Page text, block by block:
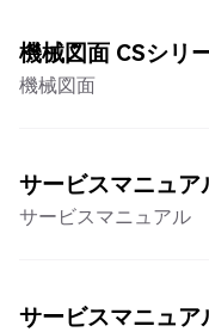
機械図面 CSシリ
機械図面
サービスマニュア
サービスマニュアル
サービスマニュア